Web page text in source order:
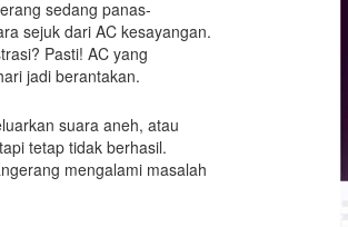
sedang panas-
sejuk dari AC kesayangan.
Pasti! AC yang
jadi berantakan.
suara aneh, atau
tetap tidak berhasil.
mengalami masalah